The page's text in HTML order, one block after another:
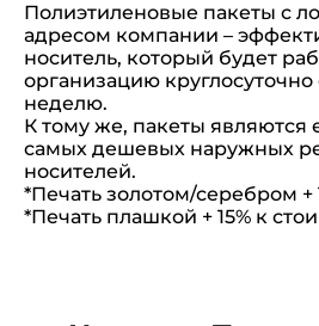
Полиэтиленовые пакеты с
адресом компании –
носитель, который будет
организацию
неделю.
К тому же, пакеты
самых дешевых наружных
носителей.
*Печать золотом/серебром +
*Печать плашкой + 15% к